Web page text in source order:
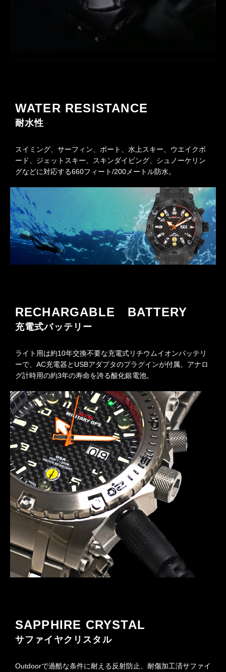
WATER RESISTANCE
耐水性
スイミング、サーフィン、ボート、水上スキー、ウエイクボ
ード、ジェットスキー、スキンダイビング、シュノーケリン
グなどに対応する660フィート/200メートル防水。
RECHARGABLE BATTERY
充電式バッテリー
ライト用は約10年交換不要な充電式リチウムイオンバッテリ
ーで、AC充電器とUSBアダプタのプラグインが付属。アナロ
グ計時用の約3年の寿命を誇る酸化銀電池。
SAPPHIRE CRYSTAL
サファイヤクリスタル
Outdoorで過酷な条件に耐える反射防止、耐傷加工済サファイ